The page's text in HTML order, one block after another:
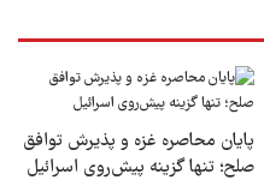
پایان محاصره غزه و پذیرش توافق
صلح؛ تنها گزینه پیش‌روی اسرائیل